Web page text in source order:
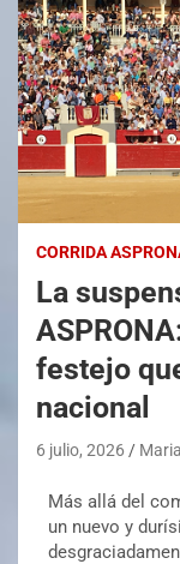
CORRIDA
La
festejo
nacional
6 julio, 2026
Más allá del
un nuevo y